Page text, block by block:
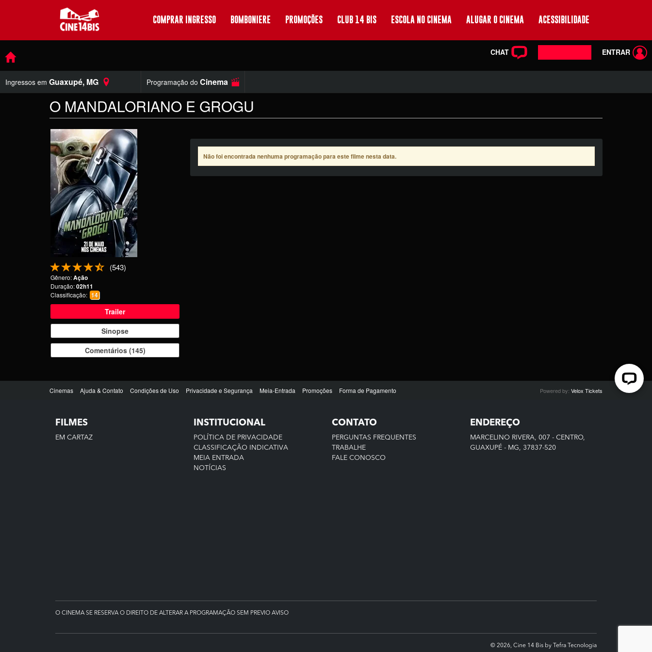
COMPRAR INGRESSO BOMBONIERE PROMOÇÕES CLUB 14 BIS ESCOLA NO CINEMA ALUGAR O CINEMA ACESSIBILIDADE
FILMES
EM CARTAZ
INSTITUCIONAL
POLÍTICA DE PRIVACIDADE
CLASSIFICAÇÃO INDICATIVA
MEIA ENTRADA
NOTÍCIAS
CONTATO
PERGUNTAS FREQUENTES
TRABALHE
FALE CONOSCO
ENDEREÇO
MARCELINO RIVERA, 007 - CENTRO,
GUAXUPÉ - MG, 37837-520
O CINEMA SE RESERVA O DIREITO DE ALTERAR A PROGRAMAÇÃO SEM PREVIO AVISO
© 2026, Cine 14 Bis by Tefra Tecnologia